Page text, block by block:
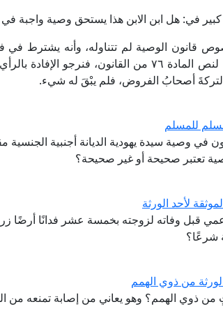
في: هل ابن الابن هذا يستحق وصية واجبة في
قانون الوصية لم تتناوله، وأنه يشترط
يكون غيرَ وارثٍ طبقًا لنص المادة ٧٦ من القانون،
أصحابُ الفروض، فلم يبْقَ له شيء.
للمسلم
في وصية سيدة يهودية الديانة أجنبية
تعتبر صحيحة أو غير صحيحة؟
لأحد الورثة
قبل وفاته لزوجته بخمسة عشر فدانًا أرضًا
شرعًا؟
من ذوي الهمم
من ذوي الهمم؟ وهو يعاني من إصابة تمنعه من